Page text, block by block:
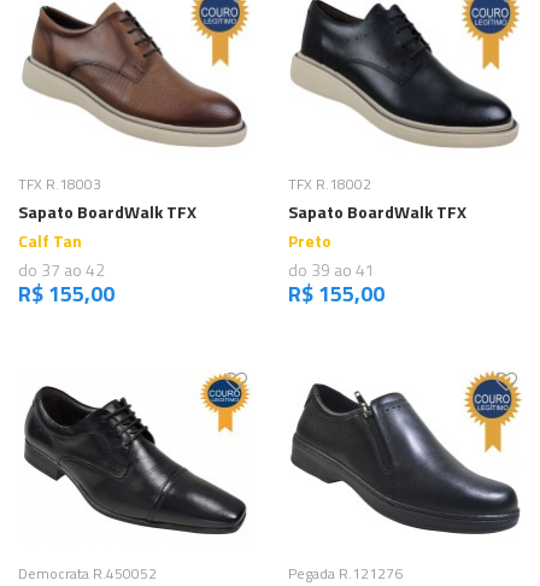
Comprar
TFX R.18003
Sapato BoardWalk TFX
Calf Tan
do 37 ao 42
R$ 155,00
Comprar
TFX R.18002
Sapato BoardWalk TFX
Preto
do 39 ao 41
R$ 155,00
Comprar
Democrata R.450052 Comprar
Pegada R.121276